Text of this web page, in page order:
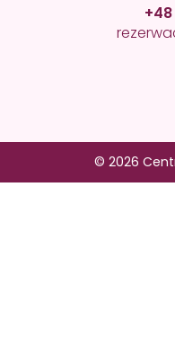
+48
© 2026